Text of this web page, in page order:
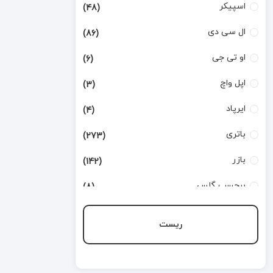
اسپیکر (48)
ال سی دی (86)
او تی جی (6)
اپل واچ (3)
ایرپاد (4)
باتری (273)
بازر (142)
برچسب گلس (8)
ریست